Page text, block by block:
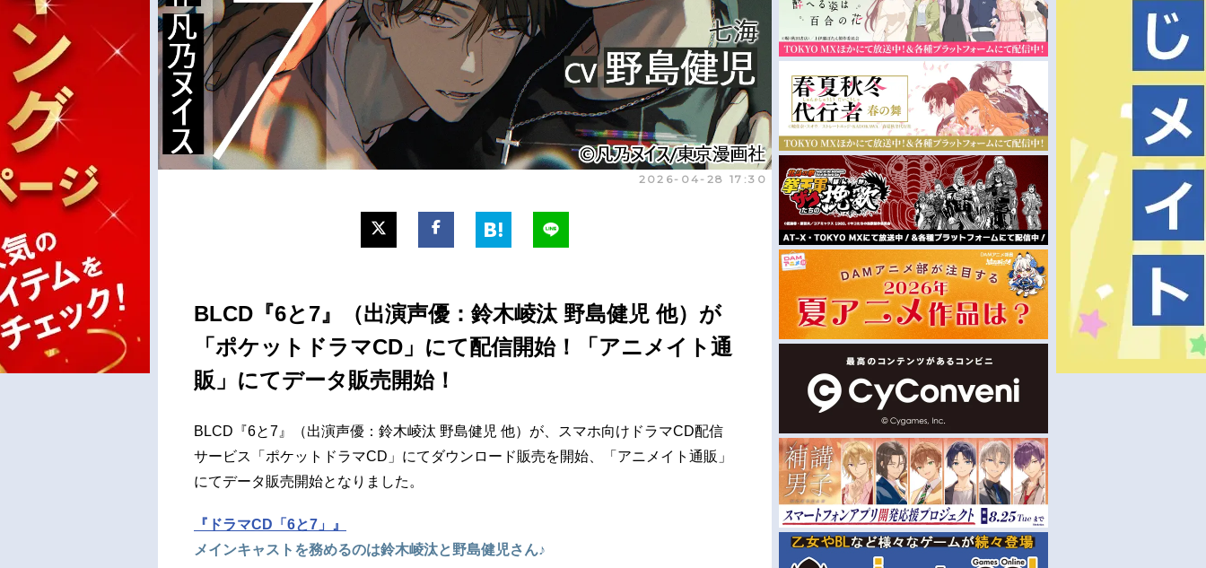
2026-04-28 17:30
BLCD『6と7』（出演声優：鈴木崚汰 野島健児 他）が
「ポケットドラマCD」にて配信開始！「アニメイト通
販」にてデータ販売開始！
BLCD『6と7』（出演声優：鈴木崚汰 野島健児 他）が、スマホ向けドラマCD配信
サービス「ポケットドラマCD」にてダウンロード販売を開始、「アニメイト通販」
にてデータ販売開始となりました。
『ドラマCD「6と7」』
メインキャストを務めるのは鈴木崚汰と野島健児さん♪